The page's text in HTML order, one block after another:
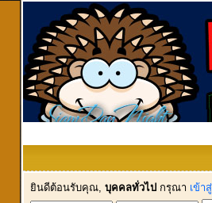
ยินดีต้อนรับคุณ, บุคคลทั่วไป กรุณา เข้า